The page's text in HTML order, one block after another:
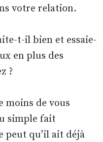
votre relation.
t-il bien et essaie-
en plus des
?
moins de vous
simple fait
peut qu’il ait déjà